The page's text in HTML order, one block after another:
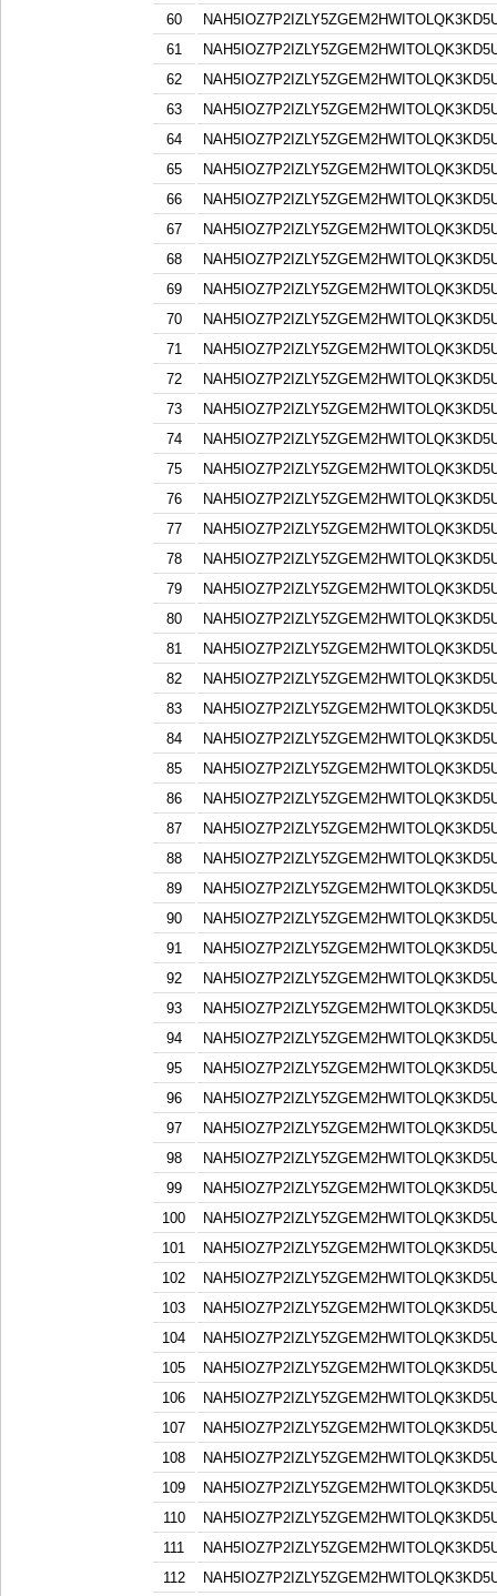
60
61
62
63
64
65
66
67
68
69
70
71
72
73
74
75
76
77
78
79
80
81
82
83
84
85
86
87
88
89
90
91
92
93
94
95
96
97
98
99
100
101
102
103
104
105
106
107
108
109
110
111
112